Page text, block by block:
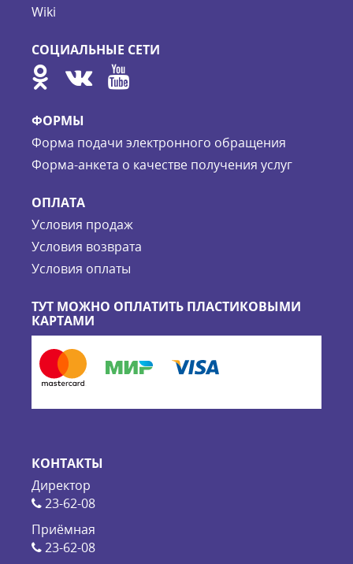
Wiki
СОЦИАЛЬНЫЕ СЕТИ
ФОРМЫ
Форма подачи электронного обращения
Форма-анкета о качестве получения услуг
ОПЛАТА
Условия продаж
Условия возврата
Условия оплаты
ТУТ МОЖНО ОПЛАТИТЬ ПЛАСТИКОВЫМИ
КАРТАМИ
КОНТАКТЫ
Директор
23-62-08
Приёмная
23-62-08